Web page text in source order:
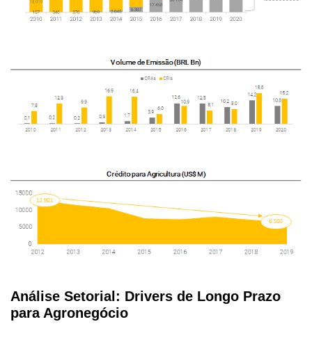
Análise Setorial: Drivers de Longo Prazo
para Agronegócio